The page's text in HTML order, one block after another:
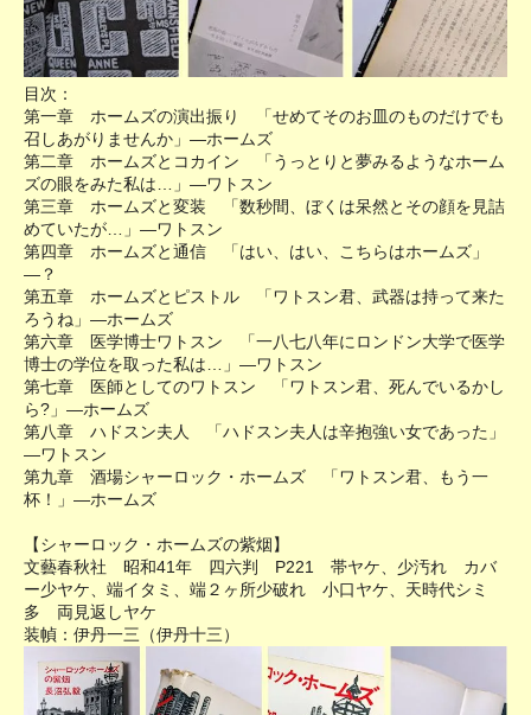
目次：
第一章 ホームズの演出振り 「せめてそのお皿のものだけでも
召しあがりませんか」―ホームズ
第二章 ホームズとコカイン 「うっとりと夢みるようなホーム
ズの眼をみた私は…」―ワトスン
第三章 ホームズと変装 「数秒間、ぼくは呆然とその顔を見詰
めていたが…」―ワトスン
第四章 ホームズと通信 「はい、はい、こちらはホームズ」
―？
第五章 ホームズとピストル 「ワトスン君、武器は持って来た
ろうね」―ホームズ
第六章 医学博士ワトスン 「一八七八年にロンドン大学で医学
博士の学位を取った私は…」―ワトスン
第七章 医師としてのワトスン 「ワトスン君、死んでいるかし
ら?」―ホームズ
第八章 ハドスン夫人 「ハドスン夫人は辛抱強い女であった」
―ワトスン
第九章 酒場シャーロック・ホームズ 「ワトスン君、もう一
杯！」―ホームズ
【シャーロック・ホームズの紫烟】
文藝春秋社 昭和41年 四六判 P221 帯ヤケ、少汚れ カバ
ー少ヤケ、端イタミ、端２ヶ所少破れ 小口ヤケ、天時代シミ
多 両見返しヤケ
装幀：伊丹一三（伊丹十三）